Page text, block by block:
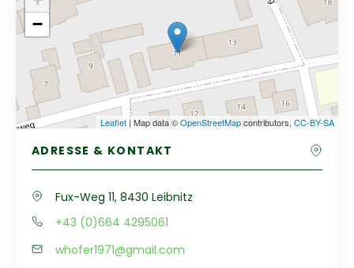
−
Leaflet | Map data ©OpenStreetMapcontributors, CC-BY-SA
ADRESSE & KONTAKT
Fux-Weg 11, 8430 Leibnitz
+43 (0)664 4295061
whofer1971@gmail.com